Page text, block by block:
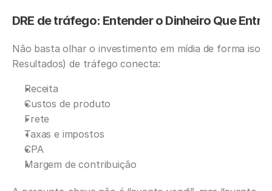
DRE de tráfego: Entender o Dinheiro Que Entra
Não basta olhar o investimento em mídia de forma
Resultados) de tráfego conecta:
Receita
Custos de produto
Frete
Taxas e impostos
CPA
Margem de contribuição